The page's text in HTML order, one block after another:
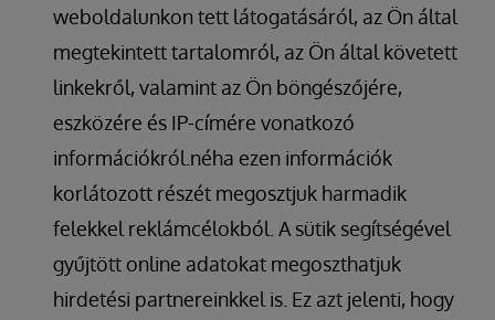
weboldalunkon tett látogatásáról, az Ön által
megtekintett tartalomról, az Ön által követett
linkekről, valamint az Ön böngészőjére,
eszközére és IP-címére vonatkozó
információkról.néha ezen információk
korlátozott részét megosztjuk harmadik
felekkel reklámcélokból. A sütik segítségével
gyűjtött online adatokat megoszthatjuk
hirdetési partnereinkkel is. Ez azt jelenti, hogy